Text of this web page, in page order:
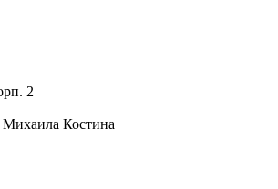
2
Михаила Костина